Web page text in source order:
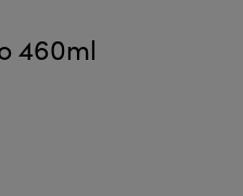
460ml